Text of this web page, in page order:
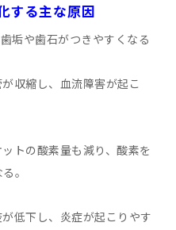
する主な原因
垢や歯石がつきやすくなる
収縮し、血流障害が起こ
トの酸素量も減り、酸素を
。
低下し、炎症が起こりやす